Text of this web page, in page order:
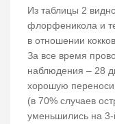
Из таблицы 2
флорфеникола и
в отношении
За все время
наблюдения – 28
хорошую
(в 70% случаев
уменьшились на 3-